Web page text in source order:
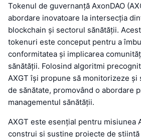
Tokenul de guvernanță AxonDAO
abordare inovatoare la intersecția
blockchain și sectorul sănătății.
tokenuri este conceput pentru a
conformitatea și implicarea
sănătății. Folosind algoritmi
AXGT își propune să monitorizeze și
de sănătate, promovând o abordare
managementul sănătății.
AXGT este esențial pentru misiunea
construi și susține proiecte de